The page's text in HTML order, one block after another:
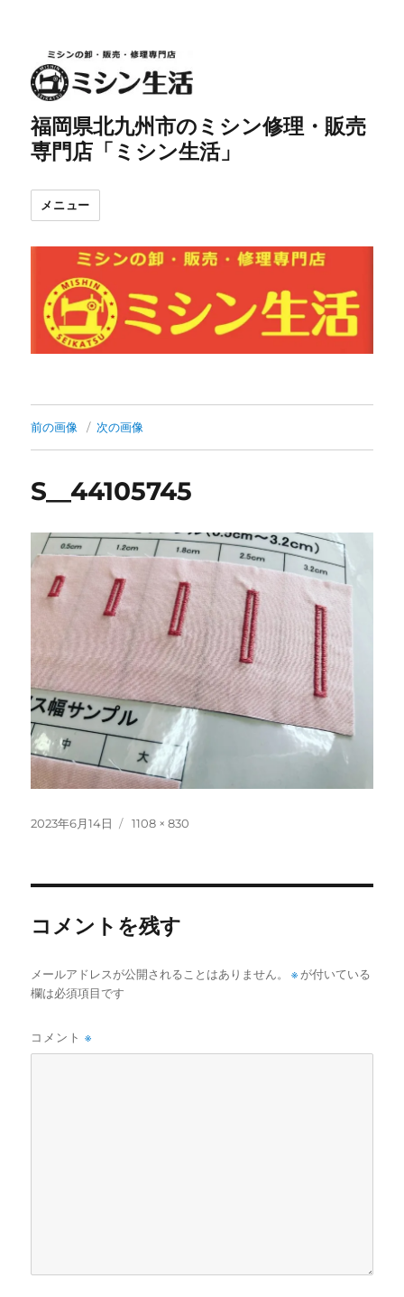
福岡県北九州市のミシン修理・販売
専門店「ミシン生活」
メニュー
前の画像 次の画像
S__44105745
投
2023年6月14日
フ
1108 × 830
コメントを残す
メールアドレスが公開されることはありません。 ※ が付いている
欄は必須項目です
コメント※